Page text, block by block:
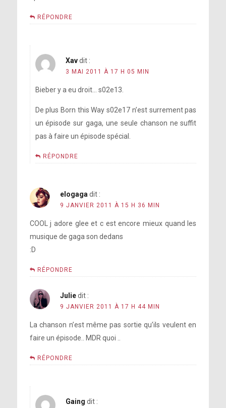
RÉPONDRE
Xav dit :
3 MAI 2011 À 17 H 05 MIN
Bieber y a eu droit… s02e13.
De plus Born this Way s02e17 n’est surrement pas
un épisode sur gaga, une seule chanson ne suffit
pas à faire un épisode spécial.
RÉPONDRE
elogaga dit :
9 JANVIER 2011 À 15 H 36 MIN
COOL j adore glee et c est encore mieux quand les
musique de gaga son dedans
:D
RÉPONDRE
Julie dit :
9 JANVIER 2011 À 17 H 44 MIN
La chanson n’est même pas sortie qu’ils veulent en
faire un épisode.. MDR quoi ..
RÉPONDRE
Gaing dit :